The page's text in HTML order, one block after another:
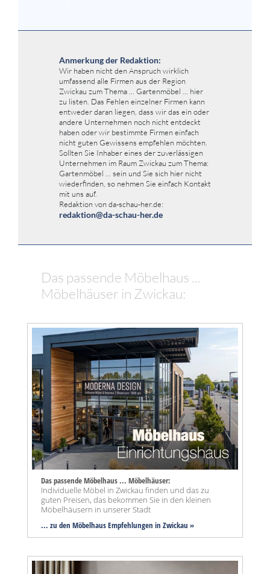
Anmerkung der Redaktion:
Wir haben nicht den Anspruch wirklich
umfassend alle Firmen aus der Region
Zwickau zum Thema ... Gartenmöbel ... hier
zu listen. Das Fehlen einzelner Firmen kann
entweder daran liegen, dass wir das ein oder
andere Unternehmen noch nicht entdeckt
haben oder wir bestimmte Firmen einfach
nicht guten Gewissens empfehlen möchten.
Sollten Sie Inhaber eines der zuverlässigen
Unternehmen im Raum Zwickau zum Thema:
Gartenmöbel ... sein und Sie sich hier nicht
wiederfinden, so nehmen Sie einfach Kontakt
mit uns auf.
Redaktion von da-schau-her.de:
redaktion@da-schau-her.de
Das passende Möbelhaus ...
Möbelhäuser in Zwickau:
Das passende Möbelhaus ... Möbelhäuser:
Individuelle Möbel in Zwickau finden und das zu
guten Preisen, das bekommen Sie in den kleinen
Möbelhäusern in unserer Stadt
... zu den Möbelhaus Empfehlungen in Zwickau »